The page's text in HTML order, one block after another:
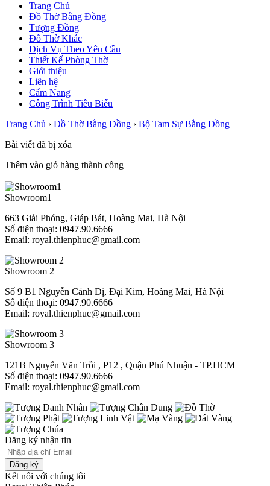
Trang Chủ
Đồ Thờ Bằng Đồng
Tượng Đồng
Đồ Thờ Khác
Dịch Vụ Theo Yêu Cầu
Thiết Kế Phòng Thờ
Giới thiệu
Liên hệ
Cẩm Nang
Công Trình Tiêu Biểu
Trang Chủ › Đồ Thờ Bằng Đồng › Bộ Tam Sự Bằng Đồng
Bài viết đã bị xóa
Thêm vào giỏ hàng thành công
Showroom1
663 Giải Phóng, Giáp Bát, Hoàng Mai, Hà Nội
Số điện thoại: 0947.90.6666
Email: royal.thienphuc@gmail.com
Showroom 2
Số 9 B1 Nguyễn Cảnh Dị, Đại Kim, Hoàng Mai, Hà Nội
Số điện thoại: 0947.90.6666
Email: royal.thienphuc@gmail.com
Showroom 3
121B Nguyễn Văn Trỗi , P12 , Quận Phú Nhuận - TP.HCM​
Số điện thoại: 0947.90.6666
Email: royal.thienphuc@gmail.com
Đăng ký nhận tin
Đăng ký
Kết nối với chúng tôi